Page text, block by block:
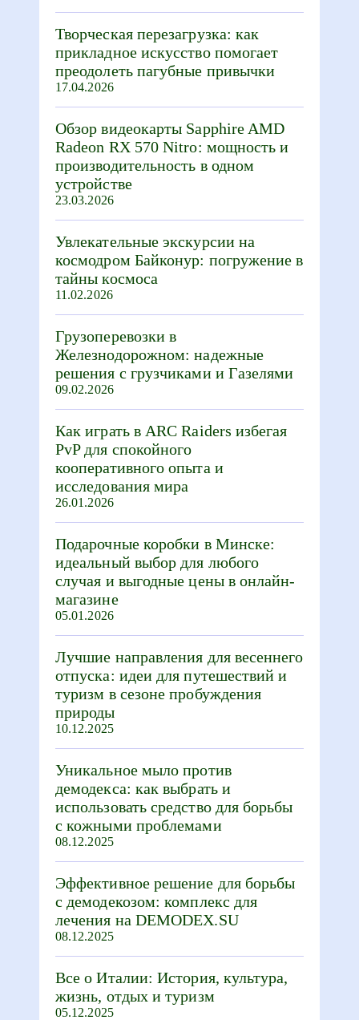
Творческая перезагрузка: как
прикладное искусство помогает
преодолеть пагубные привычки
17.04.2026
Обзор видеокарты Sapphire AMD
Radeon RX 570 Nitro: мощность и
производительность в одном
устройстве
23.03.2026
Увлекательные экскурсии на
космодром Байконур: погружение в
тайны космоса
11.02.2026
Грузоперевозки в
Железнодорожном: надежные
решения с грузчиками и Газелями
09.02.2026
Как играть в ARC Raiders избегая
PvP для спокойного
кооперативного опыта и
исследования мира
26.01.2026
Подарочные коробки в Минске:
идеальный выбор для любого
случая и выгодные цены в онлайн-
магазине
05.01.2026
Лучшие направления для весеннего
отпуска: идеи для путешествий и
туризм в сезоне пробуждения
природы
10.12.2025
Уникальное мыло против
демодекса: как выбрать и
использовать средство для борьбы
с кожными проблемами
08.12.2025
Эффективное решение для борьбы
с демодекозом: комплекс для
лечения на DEMODEX.SU
08.12.2025
Все о Италии: История, культура,
жизнь, отдых и туризм
05.12.2025